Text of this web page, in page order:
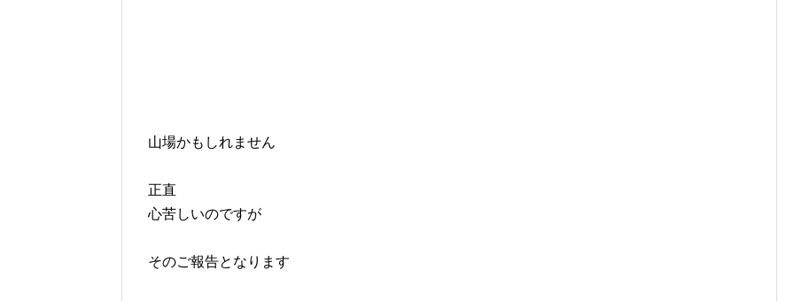
山場かもしれません
正直
心苦しいのですが
そのご報告となります